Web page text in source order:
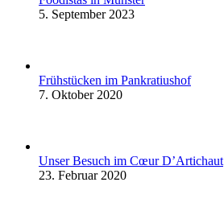
5. September 2023
Frühstücken im Pankratiushof
7. Oktober 2020
Unser Besuch im Cœur D’Artichaut
23. Februar 2020